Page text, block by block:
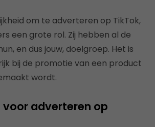
om te adverteren op TikTok,
een grote rol. Zij hebben al de
en dus jouw, doelgroep. Het is
bij de promotie van een product
wordt.
voor adverteren op